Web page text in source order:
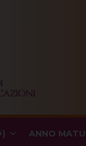
ANNO